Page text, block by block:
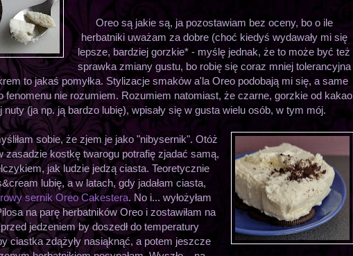
Oreo są jakie są, ja pozostawiam bez oceny, bo o ile
herbatniki uważam za dobre (choć kiedyś wydawały mi się
lepsze, bardziej gorzkie* - myślę jednak, że to może być też
sprawka zmiany gustu, bo robię się coraz mniej tolerancyjna
to jakaś pomyłka. Stylizacje smaków a'la Oreo podobają mi się, a same
fenomenu nie rozumiem. Rozumiem natomiast, że czarne, gorzkie od kakao
nuty (ja np. ją bardzo lubię), wpisały się w gusta wielu osób, w tym mój.
sobie, że zjem je jako "nibysernik". Otóż
zasadzie kostkę twarogu potrafię zjadać samą,
jak ludzie jedzą ciasta. Teoretycznie
lubię, a w latach, gdy jadałam ciasta,
sernik Oreo Cakestera. No i... wyłożyłam
na parę herbatników Oreo i zostawiłam na
jedzeniem by doszedł do temperatury
ciastka zdążyły nasiąknąć, a potem jeszcze